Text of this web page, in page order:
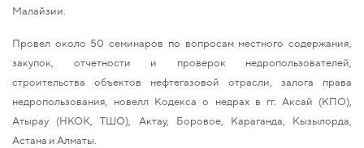
Малайзии.
Провел около 50 семинаров по вопросам местного содержания,
закупок, отчетности и проверок недропользователей,
строительства объектов нефтегазовой отрасли, залога права
недропользования, новелл Кодекса о недрах в гг. Аксай (КПО),
Атырау (НКОК, ТШО), Актау, Боровое, Караганда, Кызылорда,
Астана и Алматы.